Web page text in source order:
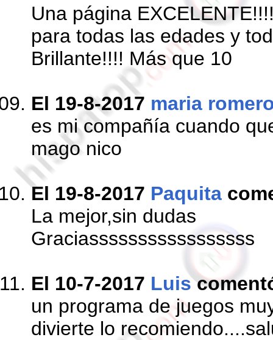
Una página
para todas las edades y
Brillante!!!! Más que 10
El 19-8-2017 maria
es mi compañía cuando
mago nico
El 19-8-2017 Paquita
La mejor,sin dudas
Graciasssssssssssssssss
El 10-7-2017 Luis
un programa de juegos
divierte lo